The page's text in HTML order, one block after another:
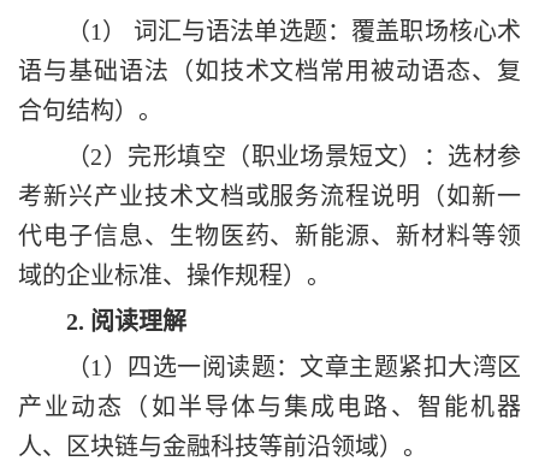
（1） 词汇与语法单选题：覆盖职场核心术
语与基础语法（如技术文档常用被动语态、复
合句结构）。
（2） 完形填空 （职业场景短文）
：选材参
考新兴产业技术文档或服务流程说明
（如新一
代电子信息、生物医药、新能源、新材料等领
域的企业标准、操作规程）。
2. 阅读理解
（1 ） 四选一阅读题：文章主题紧扣大湾区
产业动态
（如半导体与集成电路、智能机器
人、区块链与金融科技等前沿领域）。